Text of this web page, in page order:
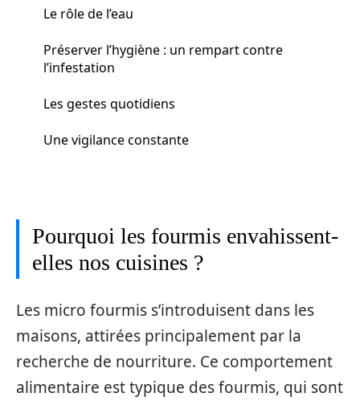
Le rôle de l’eau
Préserver l’hygiène : un rempart contre
l’infestation
Les gestes quotidiens
Une vigilance constante
Pourquoi les fourmis envahissent-
elles nos cuisines ?
Les micro fourmis s’introduisent dans les
maisons, attirées principalement par la
recherche de nourriture. Ce comportement
alimentaire est typique des fourmis, qui sont